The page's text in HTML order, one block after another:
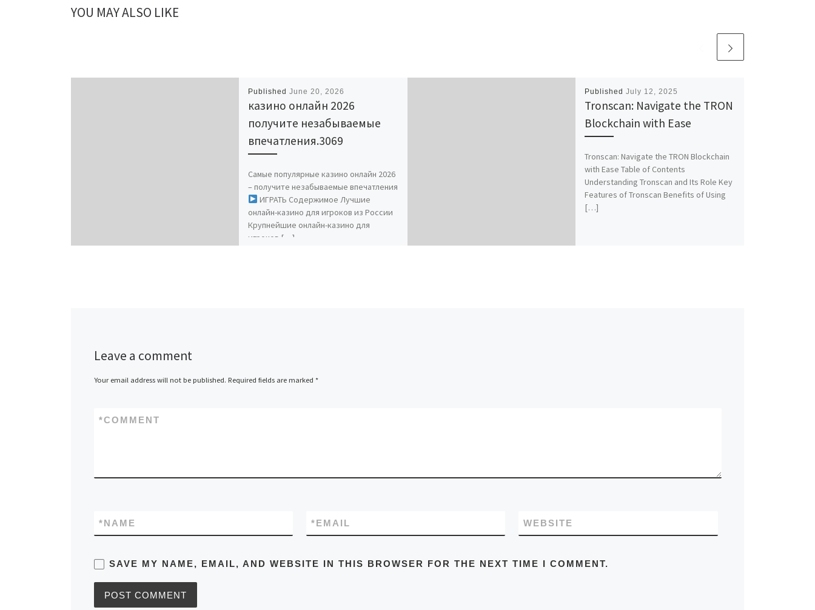
YOU MAY ALSO LIKE
Published June 20, 2026
казино онлайн 2026
получите незабываемые
впечатления.3069
Самые популярные казино онлайн 2026
– получите незабываемые впечатления
ИГРАТЬ Содержимое Лучшие
онлайн-казино для игроков из России
Крупнейшие онлайн-казино для
игроков […]
Published July 12, 2025
Tronscan: Navigate the TRON
Blockchain with Ease
Tronscan: Navigate the TRON Blockchain
with Ease Table of Contents
Understanding Tronscan and Its Role Key
Features of Tronscan Benefits of Using
[…]
Leave a comment
Your email address will not be published. Required fields are marked *
COMMENT
*
NAME
* EMAIL
* WEBSITE
SAVE MY NAME, EMAIL, AND WEBSITE IN THIS BROWSER FOR THE NEXT TIME I COMMENT.